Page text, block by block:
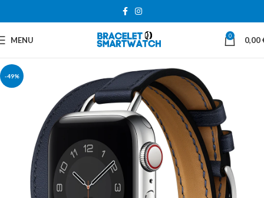
MENU 0 0,00
-49%